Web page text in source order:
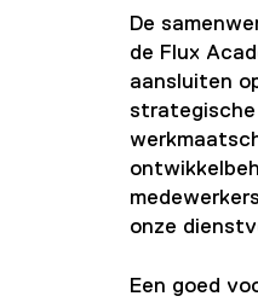
De
de Flux
aansluiten
strategische
onze
Een goed